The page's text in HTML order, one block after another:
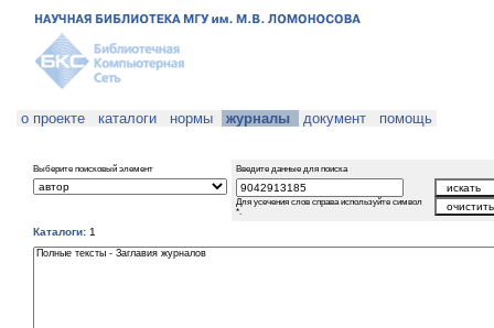
о проекте каталоги нормы журналы документ помощь
Выберите поисковый элемент Введите данные для поиска
Для усечения слов справа используйте символ
*.
Каталоги: 1